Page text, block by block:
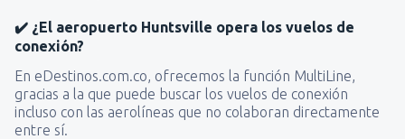
✔️ ¿El aeropuerto Huntsville opera los vuelos de
conexión?
En eDestinos.com.co, ofrecemos la función MultiLine,
gracias a la que puede buscar los vuelos de conexión
incluso con las aerolíneas que no colaboran directamente
entre sí.